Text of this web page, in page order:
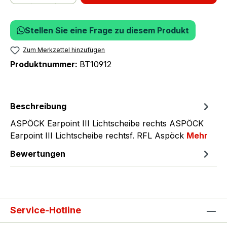
Stellen Sie eine Frage zu diesem Produkt
Zum Merkzettel hinzufügen
Produktnummer: BT10912
Beschreibung
ASPÖCK Earpoint III Lichtscheibe rechts ASPÖCK
Earpoint III Lichtscheibe rechtsf. RFL Aspöck Mehr
Bewertungen
Service-Hotline